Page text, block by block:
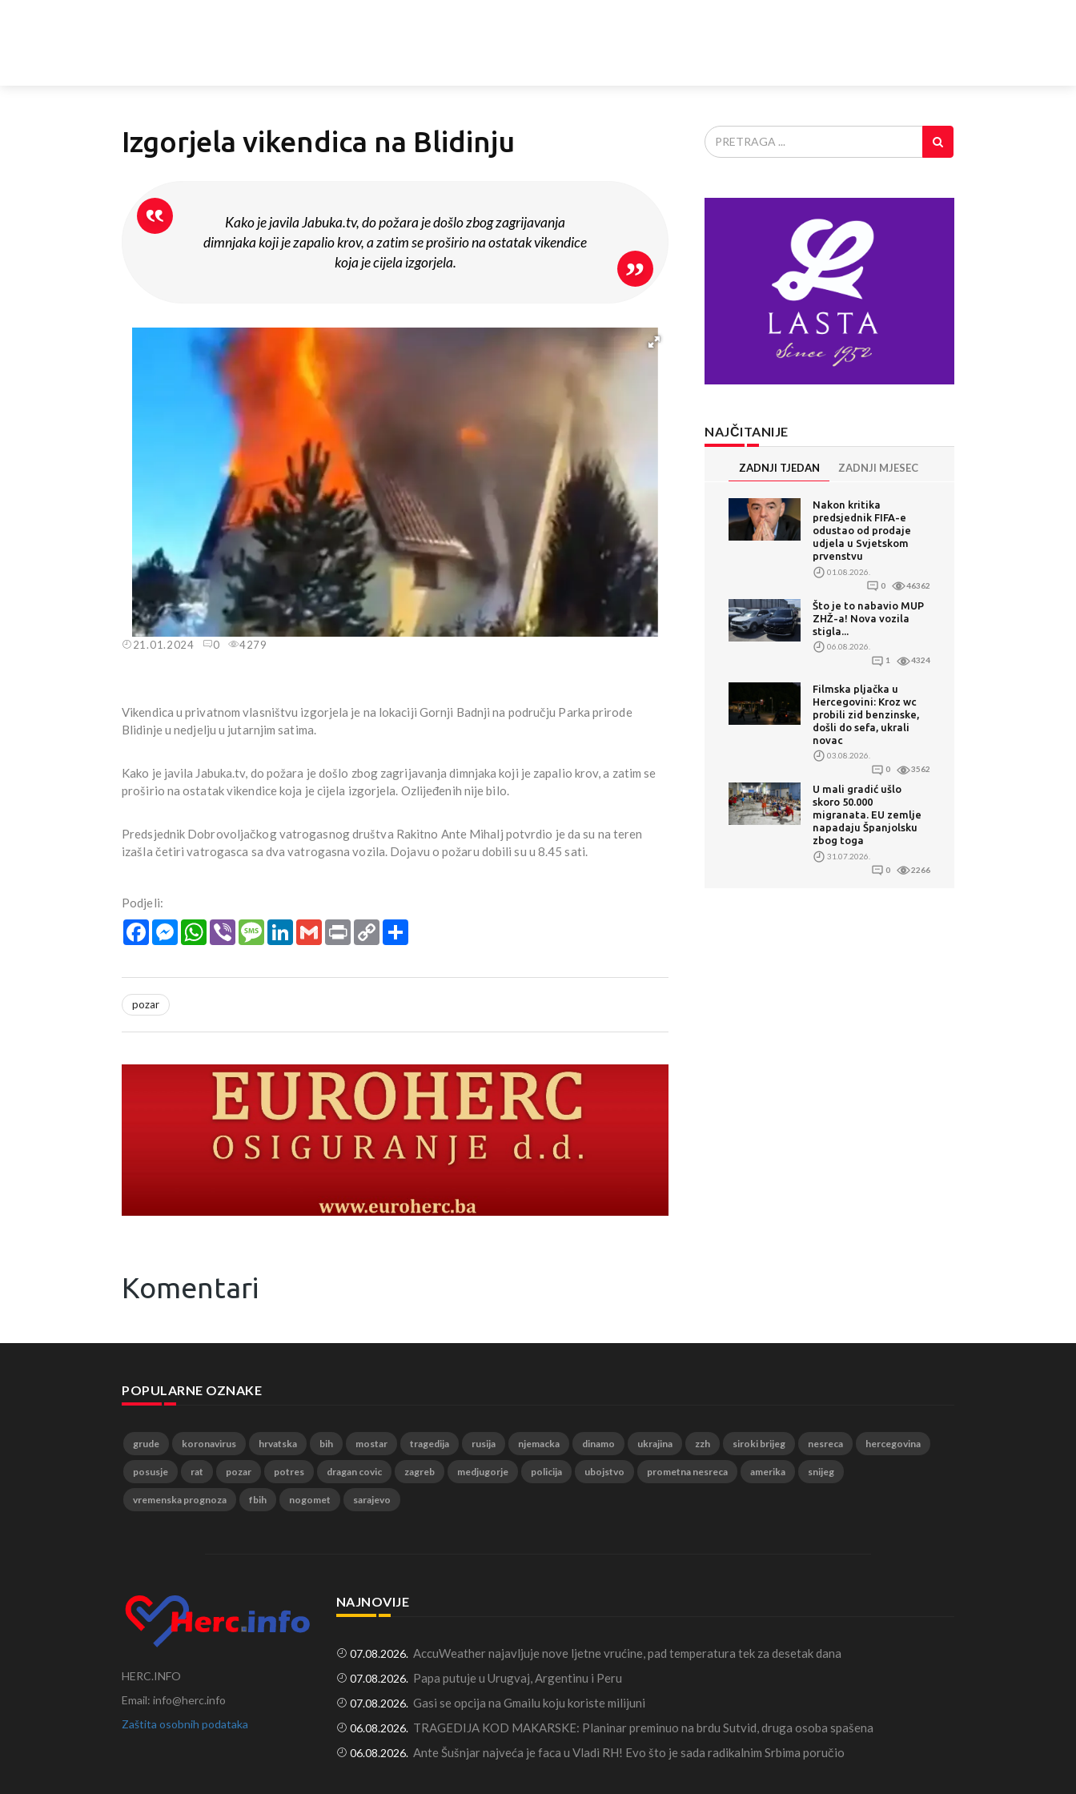
Izgorjela vikendica na Blidinju
Kako je javila Jabuka.tv, do požara je došlo zbog zagrijavanja
dimnjaka koji je zapalio krov, a zatim se proširio na ostatak vikendice
koja je cijela izgorjela.
21.01.2024 0 4279
Vikendica u privatnom vlasništvu izgorjela je na lokaciji Gornji Badnji na području Parka prirode
Blidinje u nedjelju u jutarnjim satima.
Kako je javila Jabuka.tv, do požara je došlo zbog zagrijavanja dimnjaka koji je zapalio krov, a zatim se
proširio na ostatak vikendice koja je cijela izgorjela. Ozlijeđenih nije bilo.
Predsjednik Dobrovoljačkog vatrogasnog društva Rakitno Ante Mihalj potvrdio je da su na teren
izašla četiri vatrogasca sa dva vatrogasna vozila. Dojavu o požaru dobili su u 8.45 sati.
Podjeli:
FacebookMessengerWhatsApp
Viber MessageLinkedInGmail Print Copy
Link
pozar
Komentari
NAJČITANIJE
ZADNJI TJEDAN ZADNJI MJESEC
Nakon kritika
predsjednik FIFA-e
odustao od prodaje
udjela u Svjetskom
prvenstvu
01.08.2026.
0
46362
Što je to nabavio MUP
ZHŽ-a! Nova vozila
stigla...
06.08.2026.
1
4324
Filmska pljačka u
Hercegovini: Kroz wc
probili zid benzinske,
došli do sefa, ukrali
novac
03.08.2026.
0
3562
U mali gradić ušlo
skoro 50.000
migranata. EU zemlje
napadaju Španjolsku
zbog toga
31.07.2026.
0
2266
POPULARNE OZNAKE
grude koronavirus hrvatska bih mostar tragedija rusija njemacka dinamo ukrajina zzh siroki brijeg nesreca hercegovina
posusje rat pozar potres dragan covic zagreb medjugorje policija ubojstvo prometna nesreca amerika snijeg
vremenska prognoza fbih nogomet sarajevo
HERC.INFO
Email: info@herc.info
Zaštita osobnih podataka
NAJNOVIJE
07.08.2026. AccuWeather najavljuje nove ljetne vrućine, pad temperatura tek za desetak dana
07.08.2026. Papa putuje u Urugvaj, Argentinu i Peru
07.08.2026. Gasi se opcija na Gmailu koju koriste milijuni
06.08.2026. TRAGEDIJA KOD MAKARSKE: Planinar preminuo na brdu Sutvid, druga osoba spašena
06.08.2026. Ante Šušnjar najveća je faca u Vladi RH! Evo što je sada radikalnim Srbima poručio